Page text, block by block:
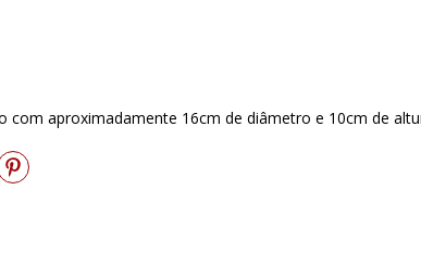
com aproximadamente 16cm de diâmetro e 10cm de